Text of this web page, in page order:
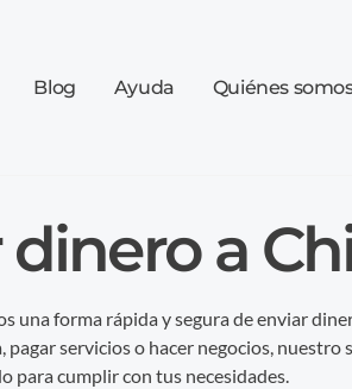
Blog Ayuda Quiénes
dinero a
una forma rápida y segura de enviar
pagar servicios o hacer negocios, nuestro
para cumplir con tus necesidades.